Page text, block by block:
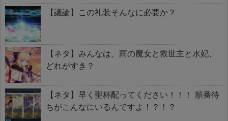
【議論】この礼装そんなに必要か？
【ネタ】みんなは、雨の魔女と救世主と水妃、
どれがすき？
【ネタ】早く聖杯配ってください！！！ 順番待
ちがこんなにいるんですよ！？！？